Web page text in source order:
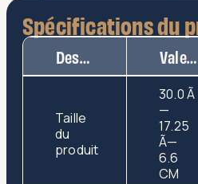
Spécifications du
Description Valeur
Taille
du
produit
30.0 Ã
—
17.25
Ã—
6.6
CM